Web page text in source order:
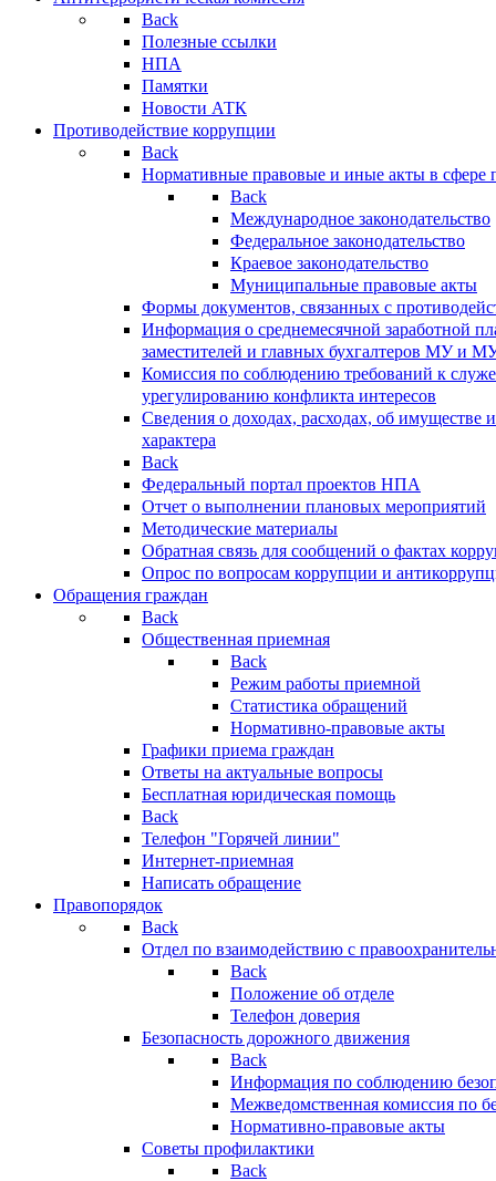
Back
Полезные ссылки
НПА
Памятки
Новости АТК
Противодействие коррупции
Back
Нормативные правовые и иные акты в сфере
Back
Международное законодательство
Федеральное законодательство
Краевое законодательство
Муниципальные правовые акты
Формы документов, связанных с
Информация о среднемесячной заработной
заместителей и главных бухгалтеров МУ и
Комиссия по соблюдению требований к
урегулированию конфликта интересов
Сведения о доходах, расходах, об имуществе
характера
Back
Федеральный портал проектов НПА
Отчет о выполнении плановых мероприятий
Методические материалы
Обратная связь для сообщений о фактах
Опрос по вопросам коррупции и
Обращения граждан
Back
Общественная приемная
Back
Режим работы приемной
Статистика обращений
Нормативно-правовые акты
Графики приема граждан
Ответы на актуальные вопросы
Бесплатная юридическая помощь
Back
Телефон "Горячей линии"
Интернет-приемная
Написать обращение
Правопорядок
Back
Отдел по взаимодействию с
Back
Положение об отделе
Телефон доверия
Безопасность дорожного движения
Back
Информация по соблюдению
Межведомственная комиссия по
Нормативно-правовые акты
Советы профилактики
Back